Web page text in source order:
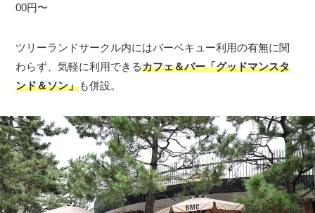
00円〜
ツリーランドサークル内にはバーベキュー利用の有無に関
わらず、気軽に利用できるカフェ＆バー「グッドマンスタ
ンド＆ソン」も併設。